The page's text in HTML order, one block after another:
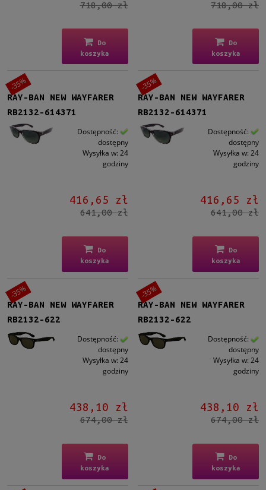
718,00 zł
Do
koszyka
718,00 zł
Do
koszyka
RAY-BAN NEW WAYFARER
RB2132-614371
Dostępność:
dostępny
Wysyłka w: 24
godziny
416,65 zł
641,00 zł
Do
koszyka
-35%
RAY-BAN NEW WAYFARER
RB2132-614371
Dostępność:
dostępny
Wysyłka w: 24
godziny
416,65 zł
641,00 zł
Do
koszyka
-35%
RAY-BAN NEW WAYFARER
RB2132-622
Dostępność:
dostępny
Wysyłka w: 24
godziny
438,10 zł
674,00 zł
Do
koszyka
-35%
RAY-BAN NEW WAYFARER
RB2132-622
Dostępność:
dostępny
Wysyłka w: 24
godziny
438,10 zł
674,00 zł
Do
koszyka
-35%